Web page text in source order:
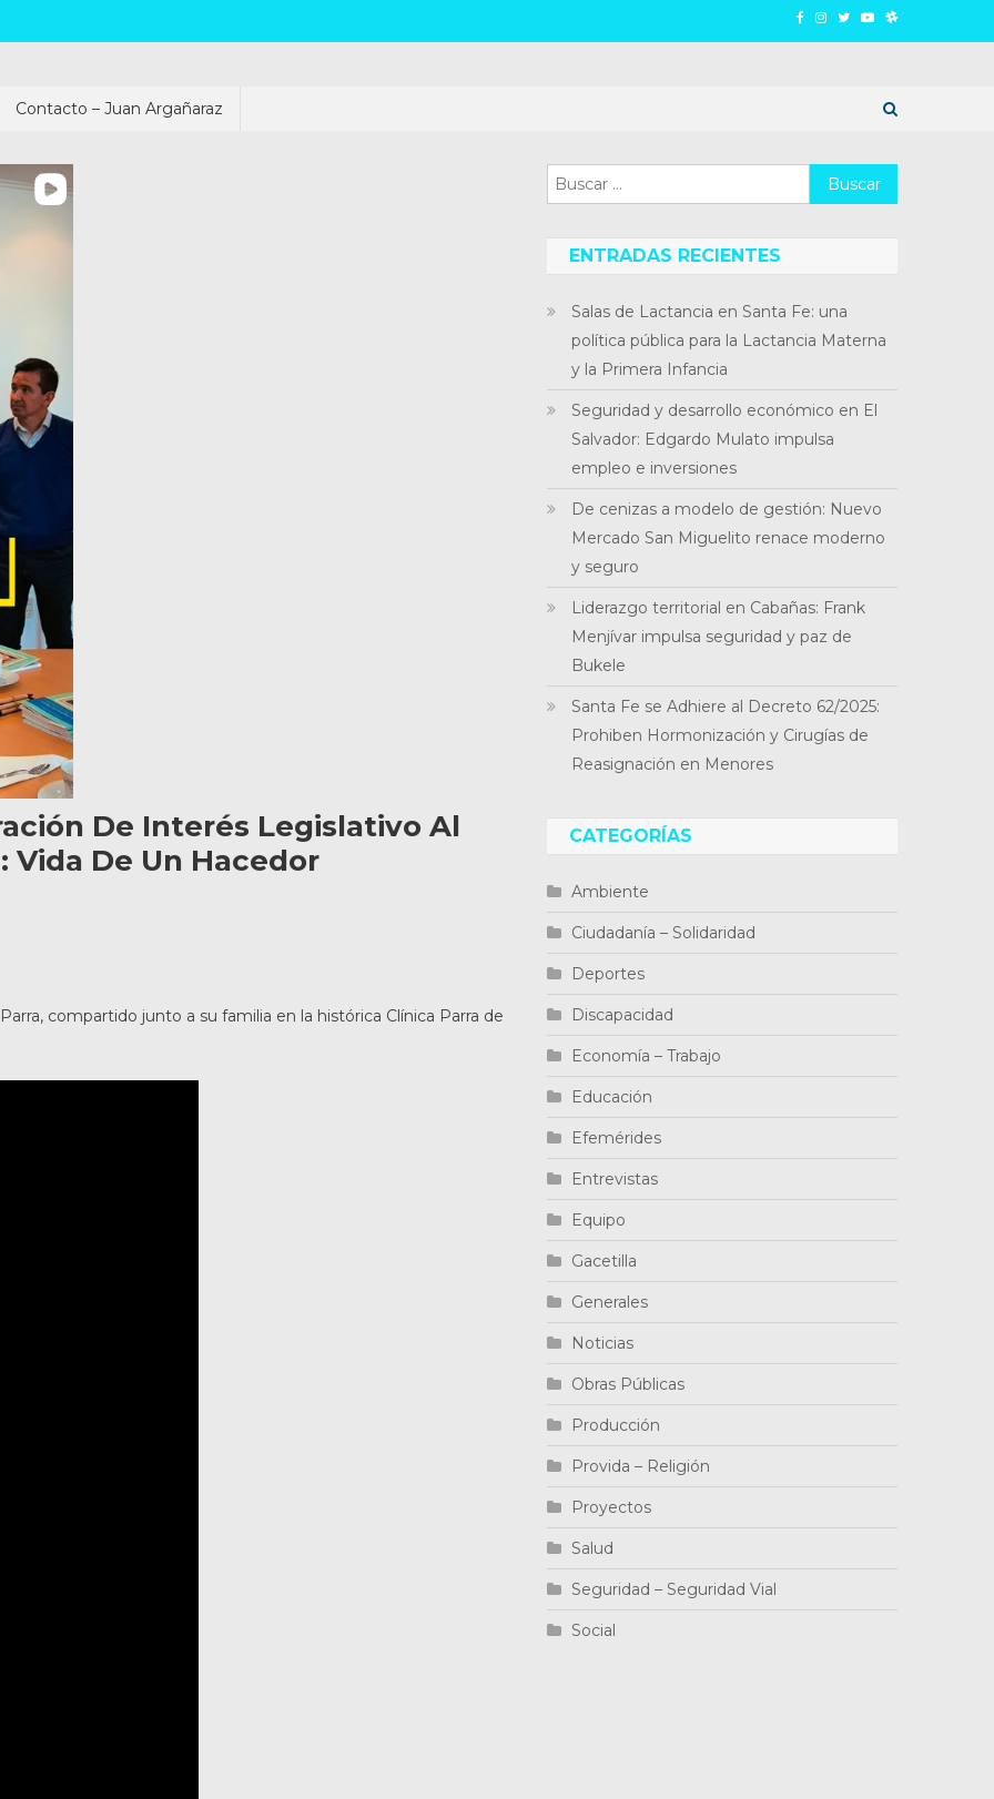
Contacto – Juan Argañaraz
De Interés Legislativo Al
Vida De Un Hacedor
compartido junto a su familia en la histórica Clínica Parra de
Buscar:
ENTRADAS RECIENTES
Salas de Lactancia en Santa Fe: una
política pública para la Lactancia Materna
y la Primera Infancia
Seguridad y desarrollo económico en El
Salvador: Edgardo Mulato impulsa
empleo e inversiones
De cenizas a modelo de gestión: Nuevo
Mercado San Miguelito renace moderno
y seguro
Liderazgo territorial en Cabañas: Frank
Menjívar impulsa seguridad y paz de
Bukele
Santa Fe se Adhiere al Decreto 62/2025:
Prohiben Hormonización y Cirugías de
Reasignación en Menores
CATEGORÍAS
Ambiente
Ciudadanía – Solidaridad
Deportes
Discapacidad
Economía – Trabajo
Educación
Efemérides
Entrevistas
Equipo
Gacetilla
Generales
Noticias
Obras Públicas
Producción
Provida – Religión
Proyectos
Salud
Seguridad – Seguridad Vial
Social